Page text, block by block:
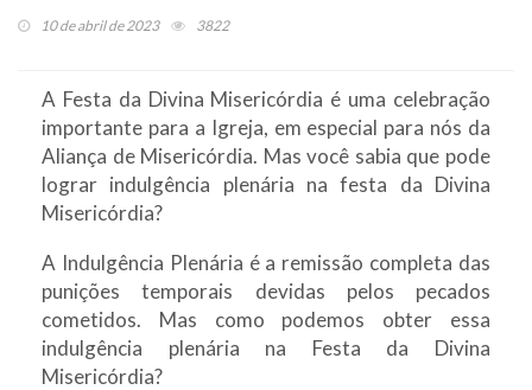
10 de abril de 2023 3822
A Festa da Divina Misericórdia é uma celebração
importante para a Igreja, em especial para nós da
Aliança de Misericórdia. Mas você sabia que pode
lograr indulgência plenária na festa da Divina
Misericórdia?
A Indulgência Plenária é a remissão completa das
punições temporais devidas pelos pecados
cometidos. Mas como podemos obter essa
indulgência plenária na Festa da Divina
Misericórdia?